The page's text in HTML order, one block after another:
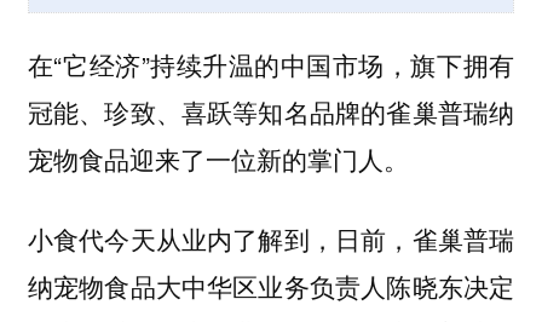
在“它经济”持续升温的中国市场，旗下拥有
冠能、珍致、喜跃等知名品牌的雀巢普瑞纳
宠物食品迎来了一位新的掌门人。
小食代今天从业内了解到，日前， 雀巢普瑞
纳宠物食品大中华区业务负责人陈晓东决定